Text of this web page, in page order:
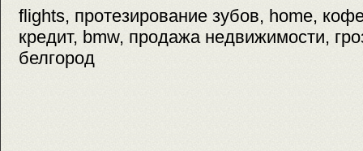
flights, протезирование зубов, home,
кредит, bmw, продажа недвижимости,
белгород